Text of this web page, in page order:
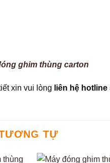
ghim thùng carton
xin vui lòng liên hệ hotline
TỰ